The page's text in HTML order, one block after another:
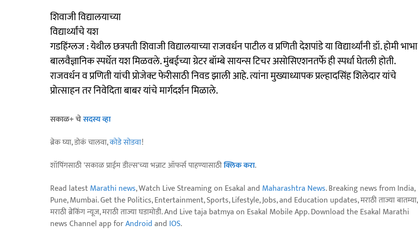
शिवाजी विद्यालयाच्या
विद्यार्थ्यांचे यश
गडहिंग्लज : येथील छत्रपती शिवाजी विद्यालयाच्या राजवर्धन पाटील व प्रणिती देशपांडे या विद्यार्थ्यांनी डॉ. होमी भाभा
बालवैज्ञानिक स्पर्धेत यश मिळवले. मुंबईच्या ग्रेटर बॉम्बे सायन्स टिचर असोसिएशनतर्फे ही स्पर्धा घेतली होती.
राजवर्धन व प्रणिती यांची प्रोजेक्ट फेरीसाठी निवड झाली आहे. त्यांना मुख्याध्यापक प्रल्हादसिंह शिलेदार यांचे
प्रोत्साहन तर निवेदिता बाबर यांचे मार्गदर्शन मिळाले.
सकाळ+ चेसदस्य व्हा
ब्रेक घ्या, डोकं चालवा,कोडे सोडवा!
शॉपिंगसाठी 'सकाळ प्राईम डील्स'च्या भन्नाट ऑफर्स पाहण्यासाठीक्लिक करा.
Read latestMarathi news, Watch Live Streaming on Esakal and Maharashtra News. Breaking news from India,
Pune, Mumbai. Get the Politics, Entertainment, Sports, Lifestyle, Jobs, and Education updates, मराठी ताज्या बातम्या,
मराठी ब्रेकिंग न्यूज, मराठी ताज्या घडामोडी. And Live taja batmya on Esakal Mobile App. Download the Esakal Marathi
news Channel app forAndroidand IOS.